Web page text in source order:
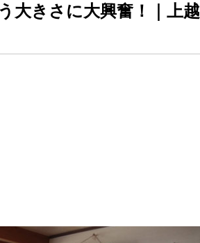
大きさに大興奮！｜上越